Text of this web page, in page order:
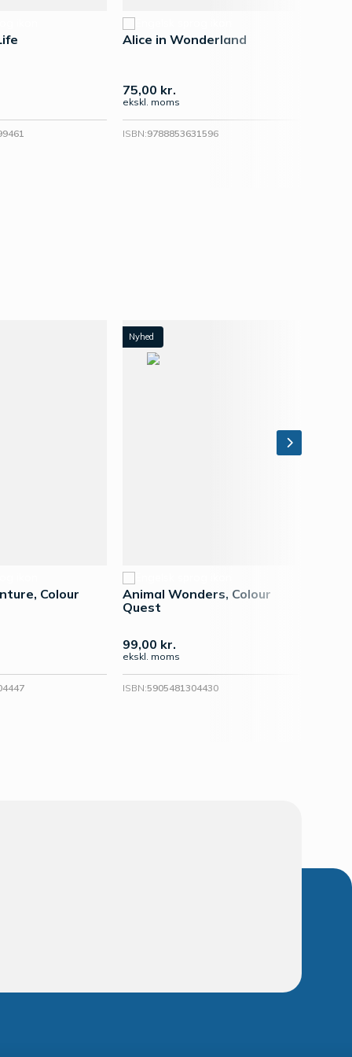
Alice in Wonderland
75,00 kr.
ekskl. moms
ISBN:9788853631596
Colour
Nyhed
Animal Wonders, Colour
Quest
99,00 kr.
ekskl. moms
ISBN:5905481304430